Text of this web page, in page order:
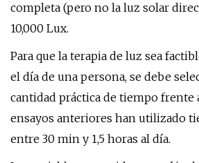
completa (pero no la luz solar
10,000 Lux.
Para que la terapia de luz sea
el día de una persona, se debe
cantidad práctica de tiempo frente
ensayos anteriores han utilizado
entre 30 min y 1,5 horas al día.